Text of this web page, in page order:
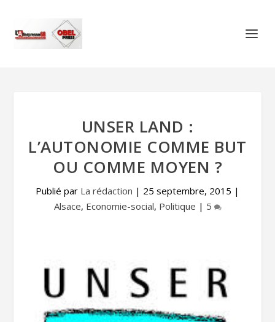
UNSER LAND :
L’AUTONOMIE COMME BUT
OU COMME MOYEN ?
Publié par La rédaction | 25 septembre, 2015 |
Alsace, Economie-social, Politique | 5